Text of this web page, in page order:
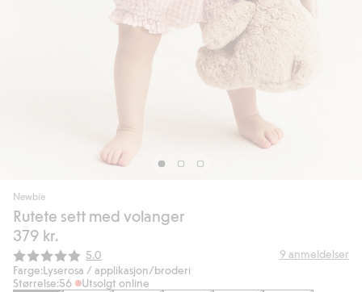
Newbie
Rutete sett med volanger
379 kr.
Gjennomsnittskarakter:
5.0 9 anmeldelser
Farge:Lyserosa / applikasjon/broderi
Størrelse:56 Utsolgt online